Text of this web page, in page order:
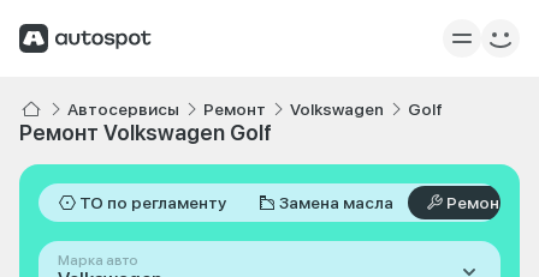
Автосервисы Ремонт Volkswagen Golf
Ремонт Volkswagen Golf
ТО по регламенту Замена масла Ремонт
Марка авто